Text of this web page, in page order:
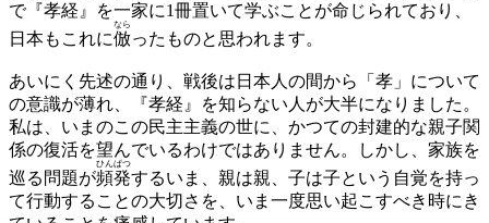
で『孝経』を一家に1冊置いて学ぶことが命じられており、
日本もこれに倣
なら
ったものと思われます。
あいにく先述の通り、戦後は日本人の間から「孝」について
の意識が薄れ、『孝経』を知らない人が大半になりました。
私は、いまのこの民主主義の世に、かつての封建的な親子関
係の復活を望んでいるわけではありません。しかし、家族を
巡る問題が頻発
ひんぱつ
するいま、親は親、子は子という自覚を持っ
て行動することの大切さを、いま一度思い起こすべき時にき